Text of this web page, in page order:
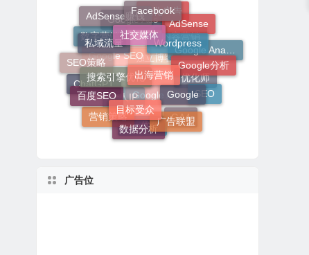
Google Ads
优化广告
内容营销
独立博客
Google SEO
数字营销
AdSense赚钱
Facebook
AdSense
Google Analytics
优化师
Google Adsense
个人IP
ChatGPT
SEO策略
私域流量
社交媒体
Wordpress
Google分析
SEO
GA4
seo优化
营销策略
百度SEO
搜索引擎优化出海营销
Google
广告联盟
数据分析
目标受众
广告位